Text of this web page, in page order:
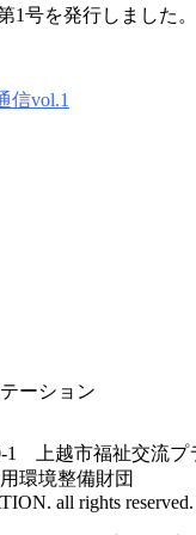
1号を発行しました。
信vol.1
ーション
1 上越市福祉交流プ
環境整備財団
all rights reserved.